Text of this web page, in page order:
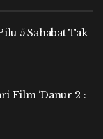
5 Sahabat Tak
Film ‘Danur 2 :